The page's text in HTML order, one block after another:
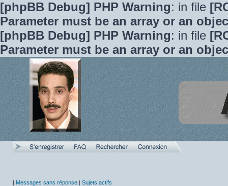
[phpBB Debug] PHP Warning: in file
Parameter must be an array or an
[phpBB Debug] PHP Warning: in file
Parameter must be an array or an
| Messages sans réponse | Sujets actifs